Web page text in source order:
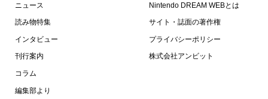
ニュース
読み物特集
インタビュー
刊行案内
コラム
編集部より
Nintendo DREAM WEBとは
サイト・誌面の著作権
プライバシーポリシー
株式会社アンビット